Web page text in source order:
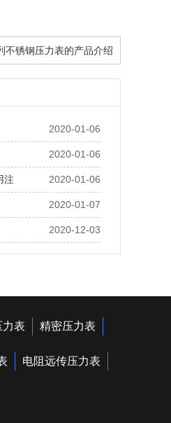
不锈钢压力表的产品介绍
2020-01-06
2020-01-06
2020-01-06
注
2020-01-07
2020-12-03
力表 精密压力表
电阻远传压力表